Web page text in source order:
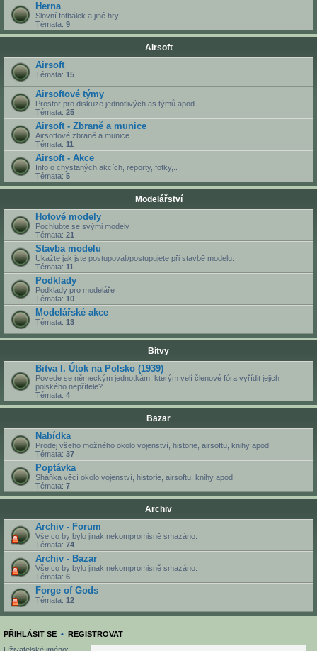
Herna
Slovní fotbálek a jiné hry
Témata: 9
Airsoft
Airsoft
Témata: 15
Airsoftové týmy
Prostor pro diskuze jednotlivých as týmů apod
Témata: 25
Airsoft - Zbraně a munice
Airsoftové zbraně a munice
Témata: 11
Airsoft - Akce
Info o chystaných akcích, reporty, fotky,..
Témata: 5
Modelářství
Hotové modely
Pochlubte se svými modely
Témata: 21
Stavba modelu
Ukažte jak jste postupovali/postupujete při stavbě modelu.
Témata: 11
Podklady
Podklady pro modeláře
Témata: 10
Modelářské akce
Témata: 13
Bitvy
Bitva I. Útok na Polsko (1939)
Povede se německým jednotkám, kterým velí členové fóra vyřídit jejich
polského nepřítele?
Témata: 4
Bazar
Nabídka
Prodej všeho možného okolo vojenství, historie, airsoftu, knihy apod
Témata: 37
Poptávka
Sháňka věcí okolo vojenství, historie, airsoftu, knihy apod
Témata: 7
Archiv
Archiv - Forum
Vše co by bylo jinak nekompromisně smazáno.
Témata: 74
Archiv - Bazar
Vše co by bylo jinak nekompromisně smazáno.
Témata: 6
Forge of Gods
Témata: 12
PŘIHLÁSIT SE • REGISTROVAT